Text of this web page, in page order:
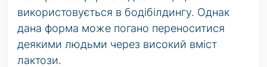
використовується в бодібілдингу. Однак
дана форма може погано переноситися
деякими людьми через високий вміст
лактози.